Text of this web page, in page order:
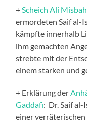
+ Scheich Ali
ermordeten Saif al-
kämpfte innerhalb
ihm gemachten
strebte mit der
einem starken und
+ Erklärung der
Gaddafi: Dr. Saif
einer